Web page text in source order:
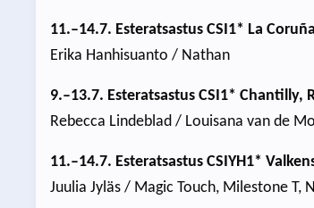
11.–14.7. Esteratsastus CSI1* La
Erika Hanhisuanto / Nathan
9.–13.7. Esteratsastus CSI1* Chantilly,
Rebecca Lindeblad / Louisana van de
11.–14.7. Esteratsastus CSIYH1*
Juulia Jyläs / Magic Touch, Milestone T,